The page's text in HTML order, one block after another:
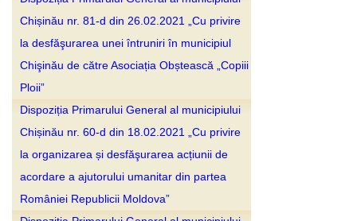
Chișinău nr. 81-d din 26.02.2021 „Cu privire
la desfăşurarea unei întruniri în municipiul
Chişinău de către Asociația Obștească „Copiii
Ploii”
Dispoziția Primarului General al municipiului
Chișinău nr. 60-d din 18.02.2021 „Cu privire
la organizarea și desfăşurarea acțiunii de
acordare a ajutorului umanitar din partea
României Republicii Moldova”